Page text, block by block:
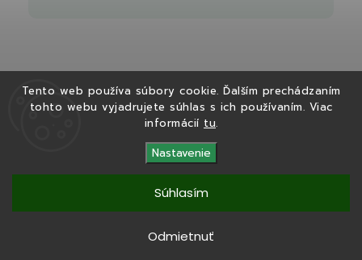
Tento web používa súbory cookie. Ďalším prechádzaním
tohto webu vyjadrujete súhlas s ich používaním. Viac
informácií tu.
Nastavenie
Odmietnuť
Súhlasím
Copyright 2026Naturfyt.sk. Všetky práva vyhradené.
| Design